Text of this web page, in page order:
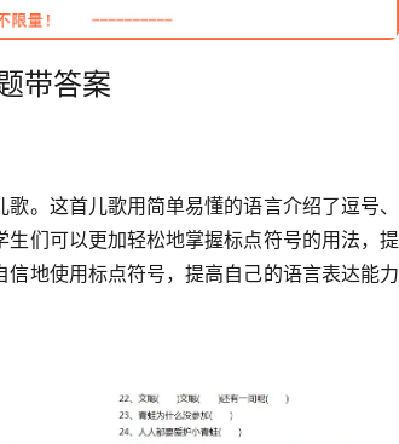
带答案
。这首儿歌用简单易懂的语言介绍了逗号、
们可以更加轻松地掌握标点符号的用法，提
信地使用标点符号，提高自己的语言表达能力